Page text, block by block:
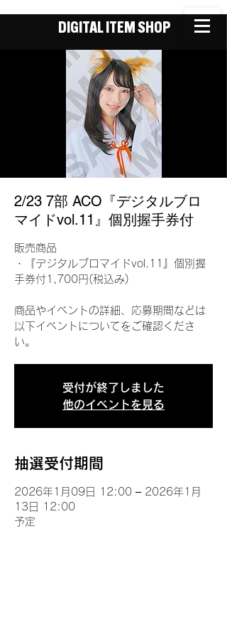
DIGITAL ITEM SHOP
2/23 7部 ACO『デジタルブロ
マイドvol.11』個別握手券付
販売商品
・『デジタルブロマイドvol.11』個別握
手券付1,700円(税込み)
商品やイベントの詳細、応募期間などは
以下イベントについてをご確認くださ
い。
受付が終了しました
他のイベントを見る
抽選受付期間
2026年1月09日 12:00 – 2026年1月
13日 12:00
予定